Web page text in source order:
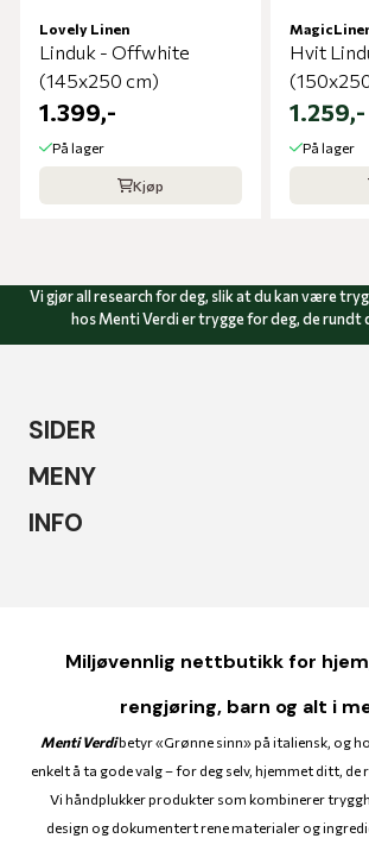
Lovely Linen
Linduk - Offwhite
(145x250 cm)
1.399,-
På lager
Kjøp
Hvit
1.259,-
På lager
Vi gjør all research for deg, slik at du kan være
hos Menti Verdi er trygge for deg, de rundt
SIDER
Sertifiseringer
Nyhetsbrev
Salg og Tilbud
Kontakt oss
MENY
Sertifiseringer
Hjem
INFO
Tlf:40600604
post@mentiverdi.com
Miljøvennlig nettbutikk for
rengjøring, barn og alt i
Menti Verdibetyr «Grønne sinn» på italiensk, og
enkelt å ta gode valg – for deg selv, hjemmet ditt,
Vi håndplukker produkter som kombinerer
design og dokumentert rene materialer og